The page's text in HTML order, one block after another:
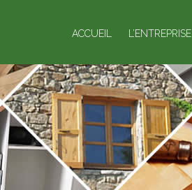
ACCUEIL L’ENTREPRISE